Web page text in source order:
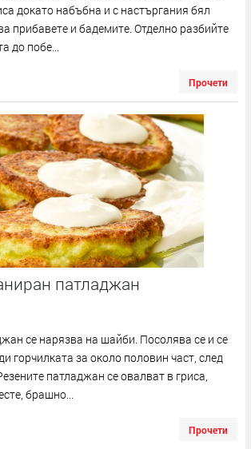
докато набъбна и с настъргания бял
прибавете и бадемите. Отделно разбийте
до побе...
Прочети
патладжан
се нарязва на шайби. Посолява се и се
горчилката за около половин част, след
патладжан се овалват в гриса,
брашно...
Прочети